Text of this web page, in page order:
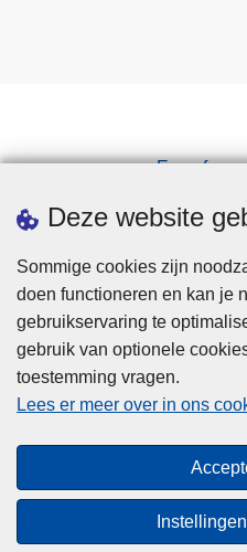
Deze website
Sommige cookies zijn
doen functioneren en kan je
gebruikservaring te
gebruik van optionele
toestemming vragen.
Lees er meer over in ons
Een